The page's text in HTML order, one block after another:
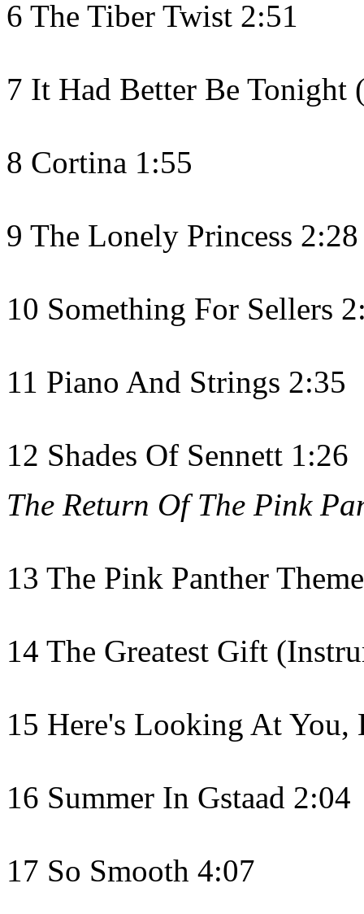
6 The Tiber Twist 2:51
7 It Had Better Be Tonight
8 Cortina 1:55
9 The Lonely Princess 2:28
10 Something For Sellers
11 Piano And Strings 2:35
12 Shades Of Sennett 1:26
The Return Of The Pink
13 The Pink Panther
14 The Greatest Gift
15 Here's Looking At You,
16 Summer In Gstaad 2:04
17 So Smooth 4:07